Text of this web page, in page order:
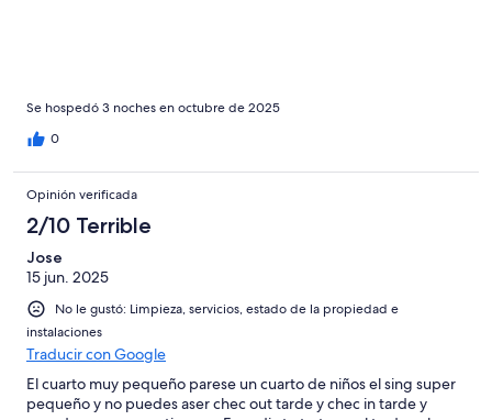
Se hospedó 3 noches en octubre de 2025
0
Opinión verificada
2/10 Terrible
Jose
15 jun. 2025
No le gustó: Limpieza, servicios, estado de la propiedad e
instalaciones
Traducir con Google
El cuarto muy pequeño parese un cuarto de niños el sing super
pequeño y no puedes aser chec out tarde y chec in tarde y